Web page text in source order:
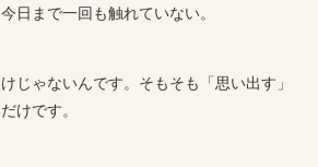
日まで一回も触れていない。
じゃないんです。そもそも「思い出す」
けです。